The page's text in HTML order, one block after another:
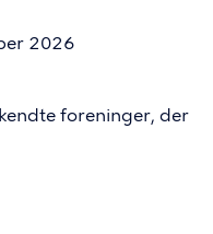
2026
foreninger, der